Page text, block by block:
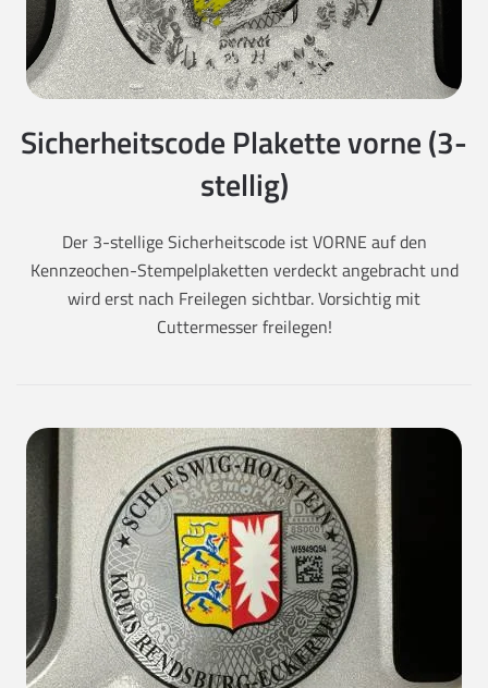
Sicherheitscode Plakette vorne (3-
stellig)
Der 3-stellige Sicherheitscode ist VORNE auf den
Kennzeochen-Stempelplaketten verdeckt angebracht und
wird erst nach Freilegen sichtbar. Vorsichtig mit
Cuttermesser freilegen!